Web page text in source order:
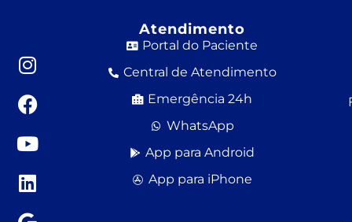
Atendimento
Portal do Paciente
Central de Atendimento
Emergência 24h
WhatsApp
App para Android
App para iPhone